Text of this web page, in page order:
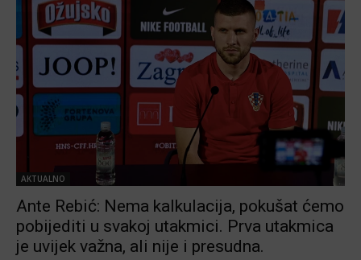
AKTUALNO
Ante Rebić: Nema kalkulacija, pokušat ćemo
pobijediti u svakoj utakmici. Prva utakmica
je uvijek važna, ali nije i presudna.